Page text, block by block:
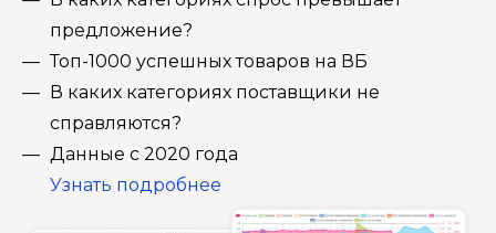
предложение?
Топ-1000 успешных товаров на ВБ
В каких категориях поставщики не
справляются?
Данные с 2020 года
Узнать подробнее